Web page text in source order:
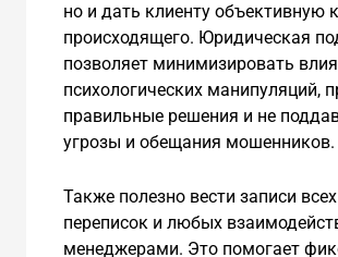
но и дать клиенту объективную
происходящего. Юридическая
позволяет минимизировать
психологических манипуляций,
правильные решения и не
угрозы и обещания мошенников.
Также полезно вести записи
переписок и любых
менеджерами. Это помогает